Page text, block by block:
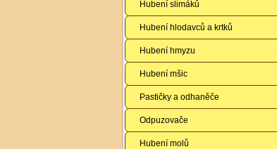
Hubení slimáků
Hubení hlodavců a krtků
Hubení hmyzu
Hubení mšic
Pastičky a odhaněče
Odpuzovače
Hubení molů